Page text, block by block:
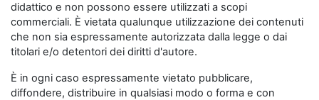
didattico e non possono essere utilizzati a scopi
commerciali. È vietata qualunque utilizzazione dei contenuti
che non sia espressamente autorizzata dalla legge o dai
titolari e/o detentori dei diritti d'autore.
È in ogni caso espressamente vietato pubblicare,
diffondere, distribuire in qualsiasi modo o forma e con